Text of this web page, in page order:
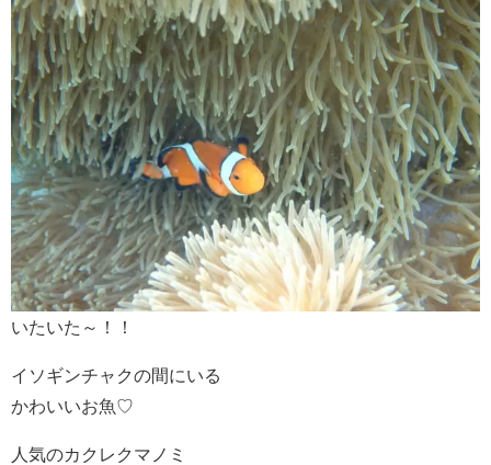
いたいた～！！
イソギンチャクの間にいる
かわいいお魚♡
人気のカクレクマノミ